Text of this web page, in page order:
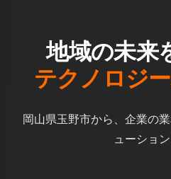
地域の未来
テクノロジ
岡山県玉野市から、企業の
ューショ